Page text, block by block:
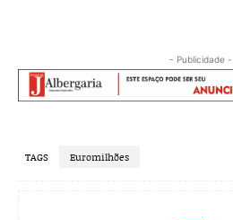
- Publicidade -
TAGS Euromilhões